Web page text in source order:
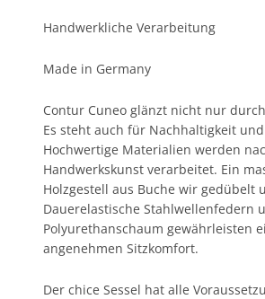
Handwerkliche Verarbeitung
Made in Germany
Contur Cuneo glänzt nicht nur
Es steht auch für Nachhaltigkeit
Hochwertige Materialien werden
Handwerkskunst verarbeitet. Ein
Holzgestell aus Buche wir gedübelt
Dauerelastische Stahlwellenfedern
Polyurethanschaum gewährleisten
angenehmen Sitzkomfort.
Der chice Sessel hat alle